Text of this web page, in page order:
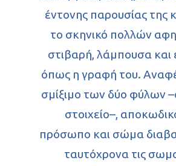
έντονης παρουσίας της
το σκηνικό πολλών
στιβαρή, λάμπουσα και
όπως η γραφή του.
σμίξιμο των δύο φύλων
στοιχείο–,
πρόσωπο και σώμα
ταυτόχρονα τις